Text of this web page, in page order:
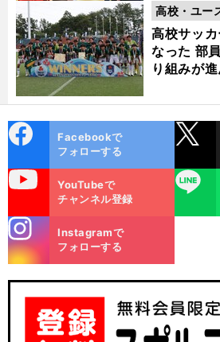
高校サッ
なった 部
り組みが
高校・ユー
ok
Facebookで
フォローする
YouTubeで
チャンネル登録
LINE
m
Instagramで
フォローする